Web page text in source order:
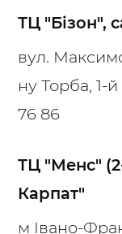
ТЦ "Бізон",
вул.
ну Торба, 1-
76 86
ТЦ "Менс"
Карпат"
м Івано-